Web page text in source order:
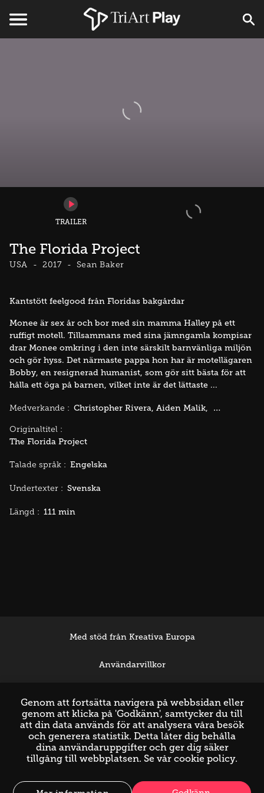
TRAILER
The Florida Project
USA 2017 Sean Baker
Kantstött feelgood från Floridas bakgårdar
Monee är sex år och bor med sin mamma Halley på ett
ruffigt motell. Tillsammans med sina jämngamla kompisar
drar Monee omkring i den inte särskilt barnvänliga miljön
och gör hyss. Det närmaste pappa hon har är motellägaren
Bobby, en resignerad humanist, som gör sitt bästa för att
hålla ett öga på barnen, vilket inte är det lättaste ...
Medverkande : Christopher Rivera Aiden Malik Brooklynn
Originaltitel :
The Florida Project
Talade språk : Engelska
Undertexter : Svenska
Längd : 111 min
Med stöd från Kreativa Europa
Användarvillkor
Genom att fortsätta navigera på webbsidan eller
genom att klicka på 'Godkänn', samtycker du till
att din data används för att analysera våra besök
och generera statistik. Detta låter dig behålla
dina användaruppgifter och ger dig säker
tillgång till webbplatsen. Se vår cookie policy.